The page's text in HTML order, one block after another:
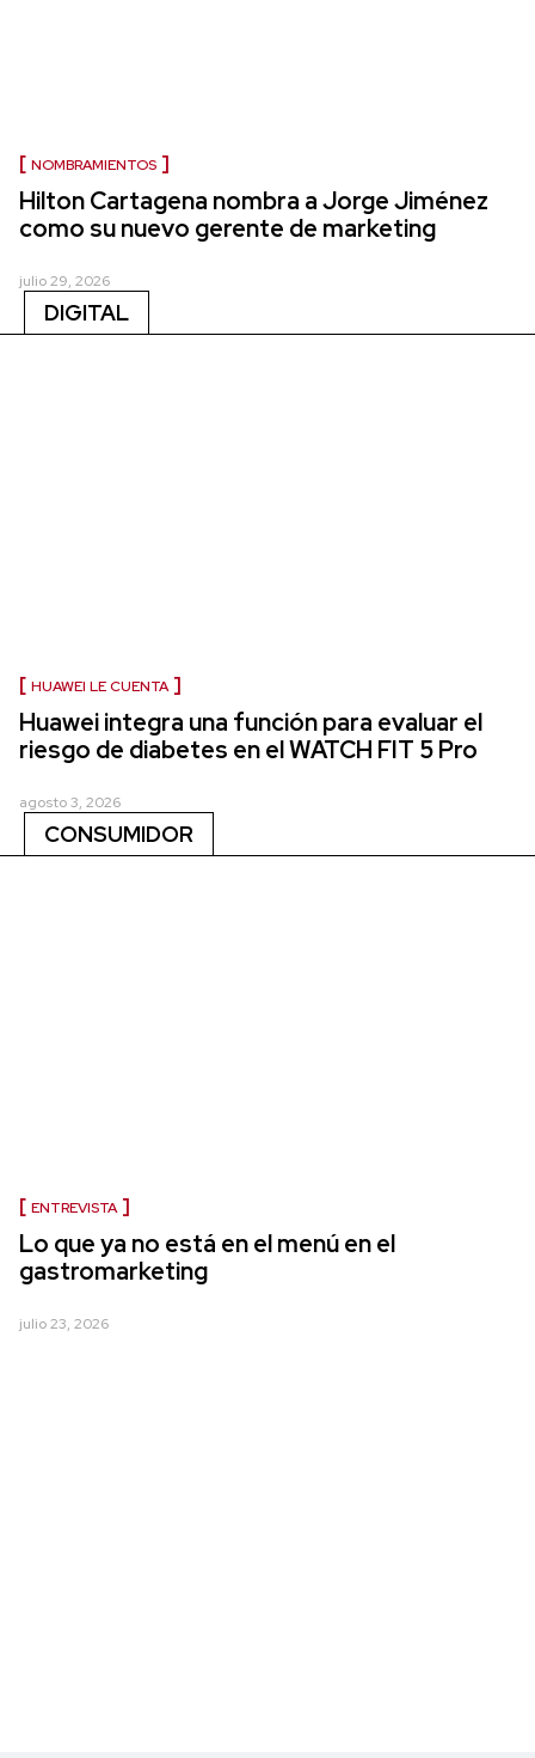
NOMBRAMIENTOS
Hilton Cartagena nombra a Jorge Jiménez
como su nuevo gerente de marketing
julio 29, 2026
DIGITAL
HUAWEI LE CUENTA
Huawei integra una función para evaluar el
riesgo de diabetes en el WATCH FIT 5 Pro
agosto 3, 2026
CONSUMIDOR
ENTREVISTA
Lo que ya no está en el menú en el
gastromarketing
julio 23, 2026